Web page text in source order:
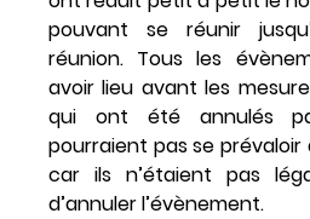
pouvant se réunir
réunion. Tous les
avoir lieu avant les
qui ont été annulés
pourraient pas se
car ils n’étaient pas
d’annuler l’évènement.